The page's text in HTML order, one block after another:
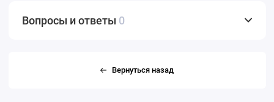
Вопросы и ответы 0
Вернуться назад